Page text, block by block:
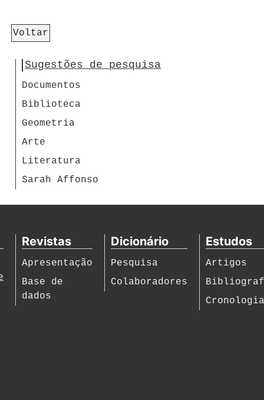
Voltar
Sugestões de pesquisa
Documentos
Biblioteca
Geometria
Arte
Literatura
Sarah Affonso
Revistas
Apresentação
Base de
dados
Dicionário
Pesquisa
Colaboradores
Estudos
Artigos